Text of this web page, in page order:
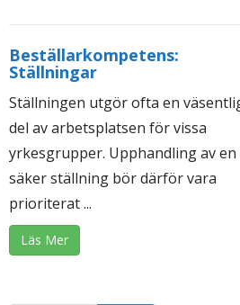
Beställarkompetens:
Ställningar
Ställningen utgör ofta en
del av arbetsplatsen för vissa
yrkesgrupper. Upphandling av en
säker ställning bör därför vara
prioriterat ...
Läs Mer